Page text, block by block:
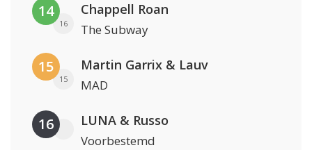
14
16
Chappell Roan
The Subway
15
15
Martin Garrix & Lauv
MAD
16 LUNA & Russo
Voorbestemd